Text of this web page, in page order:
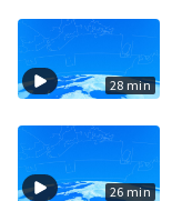
28 min
26 min